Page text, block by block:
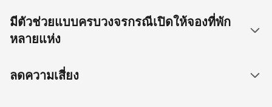
มีตัวช่วยแบบครบวงจรกรณีเปิดให้จองที่พัก
หลายแห่ง
ลดความเสี่ยง